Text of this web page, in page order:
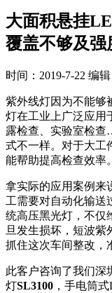
大面积悬挂
覆盖不够及强
时间：2019-7-22 编辑
紫外线灯因为不能够
灯在工业上广泛应用
露检查、实验室检
式不一样。对于大工
能帮助提高检查效率。
拿实际的应用案例来
工需要对自动化输送
统高压黑光灯，不仅
旦发生损坏，短波紫
抓住这次车间整改，
此客户咨询了我们深
灯SL3100 ，手电筒